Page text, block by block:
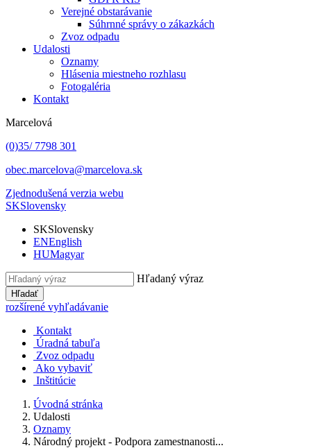
Verejné obstarávanie
Súhrnné správy o zákazkách
Zvoz odpadu
Udalosti
Oznamy
Hlásenia miestneho rozhlasu
Fotogaléria
Kontakt
Marcelová
(0)35/ 7798 301
obec.marcelova@marcelova.sk
Zjednodušená verzia webu
SKSlovensky
SKSlovensky
ENEnglish
HUMagyar
Hľadaný výraz
Hľadať
rozšírené vyhľadávanie
Kontakt
Úradná tabuľa
Zvoz odpadu
Ako vybaviť
Inštitúcie
Úvodná stránka
Udalosti
Oznamy
Národný projekt - Podpora zamestnanosti...